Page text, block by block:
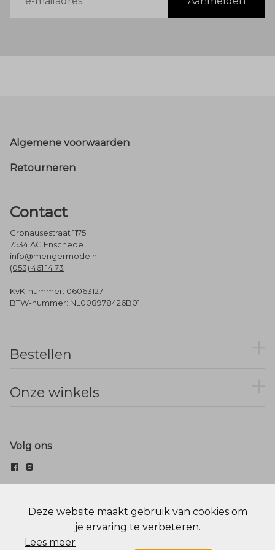
mailadres
Footer
Algemene voorwaarden
Retourneren
Contact
Gronausestraat 1175
7534 AG Enschede
info@mengermode.nl
(053) 461 14 73
KvK-nummer: 06063127
BTW-nummer: NL008978426B01
Bestellen
Onze winkels
Volg ons
© Menger Mode
Cookie statement Privacy Policy
Deze website maakt gebruik van cookies om
je ervaring te verbeteren.
Lees meer